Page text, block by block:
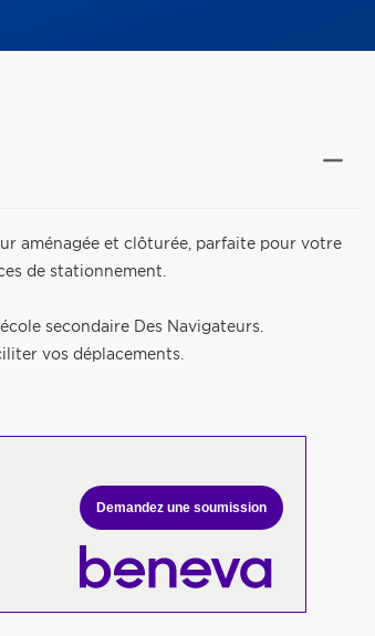
aménagée et clôturée, parfaite pour votre
de stationnement.
secondaire Des Navigateurs.
vos déplacements.
Demandez une soumission